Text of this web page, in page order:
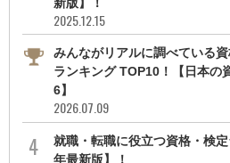
2025.12.15
みんながリアルに調べている
ランキング TOP10！【日本の
6】
2026.07.09
就職・転職に役立つ資格・検
年最新版】！